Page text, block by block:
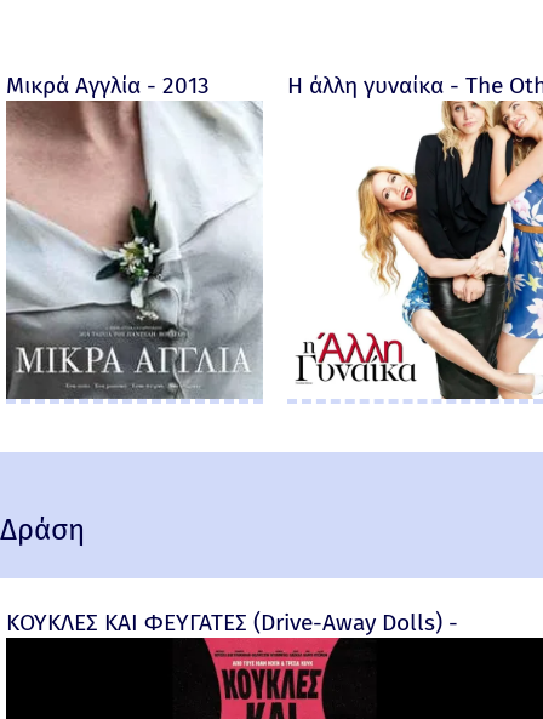
Μικρά Αγγλία - 2013 Η άλλη γυναίκα - The
Δράση
ΚΟΥΚΛΕΣ ΚΑΙ ΦΕΥΓΑΤΕΣ (Drive-Away Dolls) -